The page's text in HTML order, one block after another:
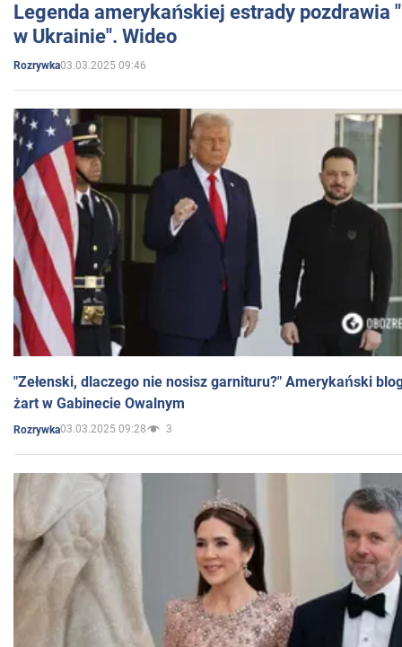
Legenda amerykańskiej estrady pozdrawia
w Ukrainie". Wideo
Rozrywka03.03.2025 09:46
"Zełenski, dlaczego nie nosisz garnituru?" Amerykański
żart w Gabinecie Owalnym
Rozrywka03.03.2025 09:28 3